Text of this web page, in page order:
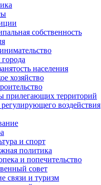
собственность
населения
хозяйство
прилегающих территорий
воздействия
и спорт
политика
и попечительство
совет
связи и туризм